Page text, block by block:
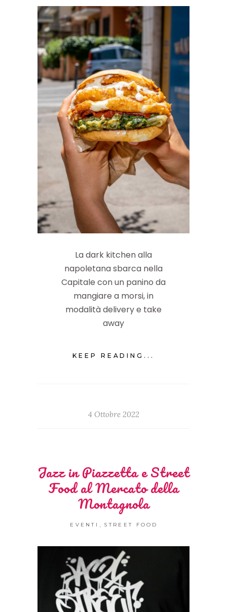
La dark kitchen alla
napoletana sbarca nella
Capitale con un panino da
mangiare a morsi, in
modalità delivery e take
away
KEEP READING...
4 Ottobre 2022
Jazz in Piazzetta e Street
Food al Mercato della
Montagnola
EVENTI STREET FOOD